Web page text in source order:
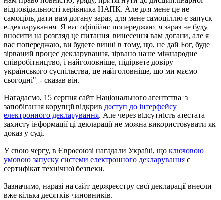
відповідальності керівника НАПК. Але для мене це не
самоціль, дати вам догану зараз, для мене самоціллю є запуск
е-декларування. Я вас офіційно попереджаю, я зараз не буду
вносити на розгляд це питання, винесення вам догани, але я
вас попереджаю, ви будете винні в тому, що, не дай Бог, буде
зірваний процес декларування, зірвано наше міжнародне
співробітництво, і найголовніше, підірвете довіру
українського суспільства, це найголовніше, що ми маємо
сьогодні", - сказав він.
Нагадаємо, 15 серпня сайт Національного агентства із
запобігання корупції відкрив доступ до інтерфейсу
електронного декларування. Але через відсутність атестата
захисту інформації ці декларації не можна використовувати як
доказ у суді.
У свою чергу, в Євросоюзі нагадали Україні, що ключовою
умовою запуску системи електронного декларування є
сертифікат технічної безпеки.
Зазначимо, наразі на сайт держреєстру свої декларації внесли
вже кілька десятків чиновників.